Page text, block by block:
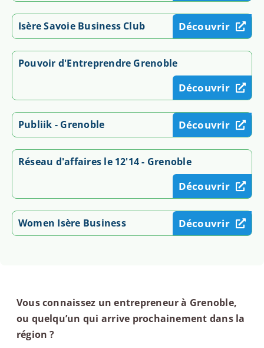
Isère Savoie Business Club Découvrir
Pouvoir d'Entreprendre Grenoble
Découvrir
Publiik - Grenoble Découvrir
Réseau d'affaires le 12'14 - Grenoble
Découvrir
Women Isère Business Découvrir
Vous connaissez un entrepreneur à Grenoble,
ou quelqu’un qui arrive prochainement dans la
région ?